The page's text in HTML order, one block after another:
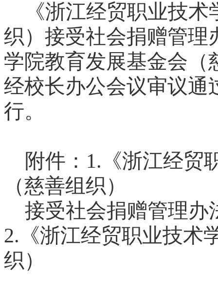
《浙江经贸职业技
织）接受社会捐赠管理
学院教育发展基金会（
经校长办公会议审议通
行。
附件： 1. 《浙江经
（慈善组织）
接受社会捐赠管理办
2. 《浙江经贸职业技术
织）